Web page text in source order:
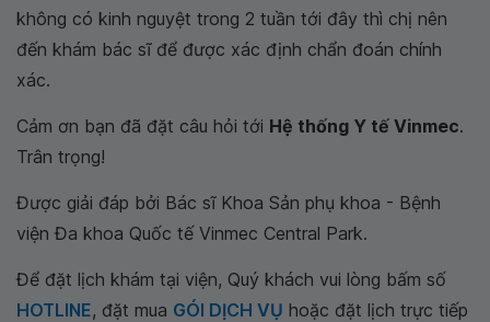
không có kinh nguyệt trong 2 tuần tới đây thì chị nên
đến khám bác sĩ để được xác định chẩn đoán chính
xác.
Cảm ơn bạn đã đặt câu hỏi tới Hệ thống Y tế Vinmec.
Trân trọng!
Được giải đáp bởi Bác sĩ Khoa Sản phụ khoa - Bệnh
viện Đa khoa Quốc tế Vinmec Central Park.
Để đặt lịch khám tại viện, Quý khách vui lòng bấm số
HOTLINE, đặt mua GÓI DỊCH VỤ hoặc đặt lịch trực tiếp